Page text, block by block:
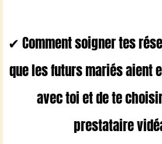
✔ Comment soigner tes
que les futurs mariés aient
avec toi et de te
prestataire